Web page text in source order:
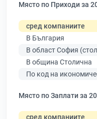
Място по Приходи за
сред компаниите
В България
В област София
В община Столична
По код на
Място по Заплати за
сред компаниите